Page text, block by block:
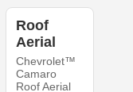
Roof
Aerial
Chevrolet™
Camaro
Roof Aerial